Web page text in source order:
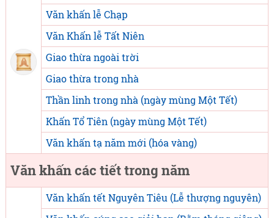
Văn khấn lễ Chạp
Văn Khấn lễ Tất Niên
Giao thừa ngoài trời
Giao thừa trong nhà
Thần linh trong nhà (ngày mùng Một Tết)
Khấn Tổ Tiên (ngày mùng Một Tết)
Văn khấn tạ năm mới (hóa vàng)
Văn khấn các tiết trong năm
Văn khấn tết Nguyên Tiêu (Lễ thượng nguyên)